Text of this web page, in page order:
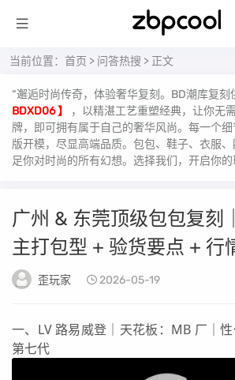
当前位置： 首页 > 问答热搜 > 正文
“邂逅时尚传奇，体验奢华复刻。BD潮库复刻
BDXD06 】
，以精湛工艺重塑经典，让你无
牌，即可拥有属于自己的奢华风尚。每一个
版开模，尽显高端品质。包包、鞋子、衣服
足你对时尚的所有幻想。选择我们，开启你
广州 & 东莞顶级包包复刻
主打包型 + 验货要点 + 行
歪玩家 2026-05-19
一、LV 路易威登｜天花板：MB 厂｜
第七代